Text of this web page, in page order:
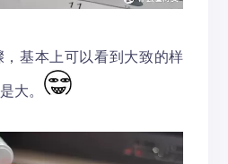
基本上可以看到大致的样
大。